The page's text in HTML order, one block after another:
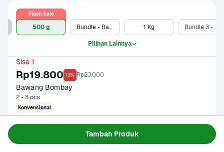
Tambah Produk
500 g
Flash Sale
Bundle - Bawang Bombay 500 gram & Telur Ayam Negeri 10 pcs 1 Kg Bundle 3 - 500 gram
Pilihan Lainnya
Sisa 1
Rp19.800 13% Rp23.000
Bawang Bombay
2 - 3 pcs
Konvensional
Gagal memuat data